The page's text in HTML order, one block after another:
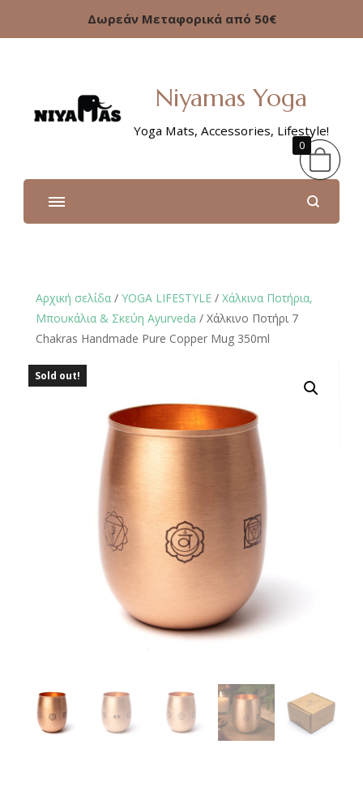
Δωρεάν Μεταφορικά από 50€
Niyamas Yoga
Yoga Mats, Accessories, Lifestyle!
Αρχική σελίδα / YOGA LIFESTYLE / Xάλκινα Ποτήρια,
Μπουκάλια & Σκεύη Ayurveda / Χάλκινο Ποτήρι 7
Chakras Handmade Pure Copper Mug 350ml
Sold out!
0